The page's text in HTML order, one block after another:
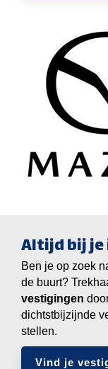
Altijd bij je
Ben je op zoek
de buurt?
vestigingen
dichtstbijzijnde
stellen.
Vind je